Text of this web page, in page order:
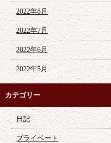
2022年8月
2022年7月
2022年6月
2022年5月
カテゴリー
日記
プライベート